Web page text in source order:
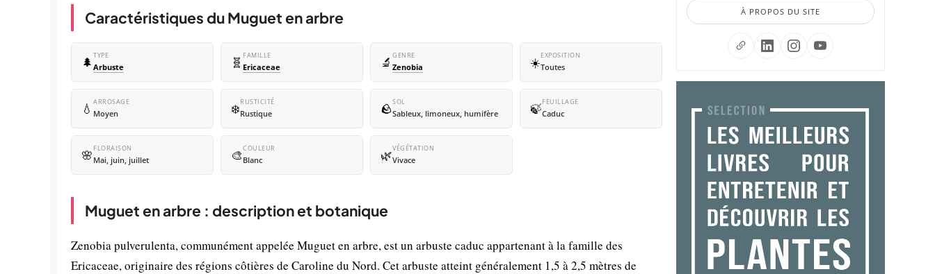
Caractéristiques du Muguet en arbre
🌲 TYPE
Arbuste 🧬 FAMILLE
Ericaceae 🔬 GENRE
Zenobia ☀️EXPOSITION
Toutes
💧 ARROSAGE
Moyen ❄️RUSTICITÉ
Rustique 🪨SOL
Sableux, limoneux, humifère 🍃FEUILLAGE
Caduc
🌸 FLORAISON
Mai, juin, juillet 🎨COULEUR
Blanc 🌿VÉGÉTATION
Vivace
Muguet en arbre : description et botanique
Zenobia pulverulenta, communément appelée Muguet en arbre, est un arbuste caduc appartenant à la famille des
Ericaceae, originaire des régions côtières de Caroline du Nord. Cet arbuste atteint généralement 1,5 à 2,5 mètres de
À PROPOS DU SITE